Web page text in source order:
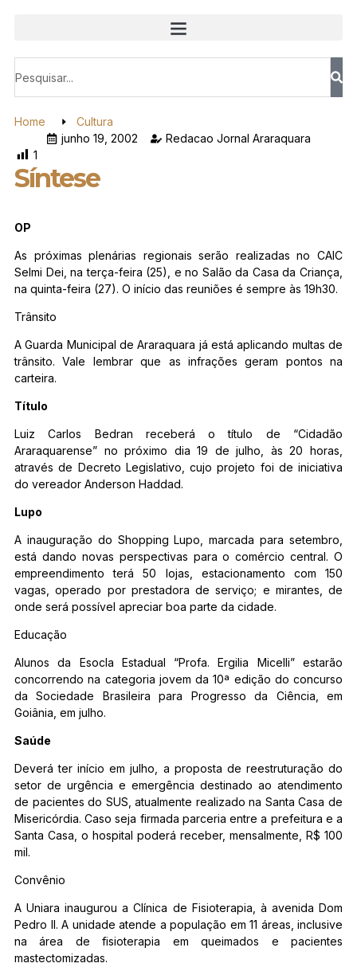
Home
Cultura
junho 19, 2002
Redacao Jornal Araraquara
1
Síntese
OP
As próximas plenárias regionais serão realizadas no CAIC
Selmi Dei, na terça-feira (25), e no Salão da Casa da Criança,
na quinta-feira (27). O início das reuniões é sempre às 19h30.
Trânsito
A Guarda Municipal de Araraquara já está aplicando multas de
trânsito. Vale lembrar que as infrações geram pontos na
carteira.
Título
Luiz Carlos Bedran receberá o título de “Cidadão
Araraquarense” no próximo dia 19 de julho, às 20 horas,
através de Decreto Legislativo, cujo projeto foi de iniciativa
do vereador Anderson Haddad.
Lupo
A inauguração do Shopping Lupo, marcada para setembro,
está dando novas perspectivas para o comércio central. O
empreendimento terá 50 lojas, estacionamento com 150
vagas, operado por prestadora de serviço; e mirantes, de
onde será possível apreciar boa parte da cidade.
Educação
Alunos da Esocla Estadual “Profa. Ergilia Micelli” estarão
concorrendo na categoria jovem da 10ª edição do concurso
da Sociedade Brasileira para Progresso da Ciência, em
Goiânia, em julho.
Saúde
Deverá ter início em julho, a proposta de reestruturação do
setor de urgência e emergência destinado ao atendimento
de pacientes do SUS, atualmente realizado na Santa Casa de
Misericórdia. Caso seja firmada parceria entre a prefeitura e a
Santa Casa, o hospital poderá receber, mensalmente, R$ 100
mil.
Convênio
A Uniara inaugurou a Clínica de Fisioterapia, à avenida Dom
Pedro II. A unidade atende a população em 11 áreas, inclusive
na área de fisioterapia em queimados e pacientes
mastectomizadas.